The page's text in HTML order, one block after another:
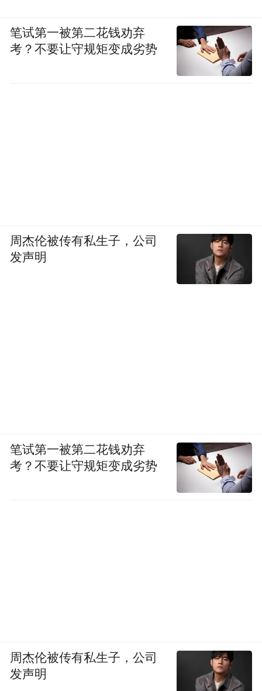
笔试第一被第二花钱劝弃
考？不要让守规矩变成劣势
周杰伦被传有私生子，公司
发声明
笔试第一被第二花钱劝弃
考？不要让守规矩变成劣势
周杰伦被传有私生子，公司
发声明